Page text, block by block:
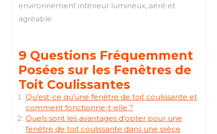
environnement intérieur lumineux, aéré et
agréable.
9 Questions Fréquemment
Posées sur les Fenêtres de
Toit Coulissantes
Qu’est-ce qu’une fenêtre de toit coulissante et
comment fonctionne-t-elle ?
Quels sont les avantages d’opter pour une
fenêtre de toit coulissante dans une pièce